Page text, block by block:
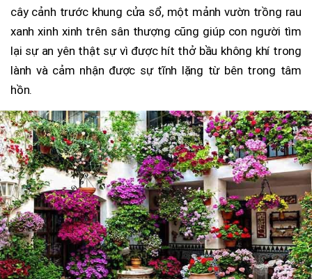
cây cảnh trước khung cửa sổ, một mảnh vườn trồng rau
xanh xinh xinh trên sân thượng cũng giúp con người tìm
lại sự an yên thật sự vì được hít thở bầu không khí trong
lành và cảm nhận được sự tĩnh lặng từ bên trong tâm
hồn.